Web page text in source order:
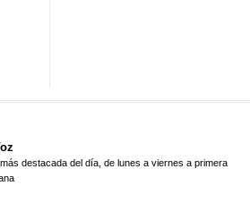
destacada del día, de lunes a viernes a primera